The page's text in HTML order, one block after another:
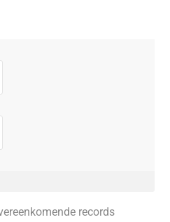
records